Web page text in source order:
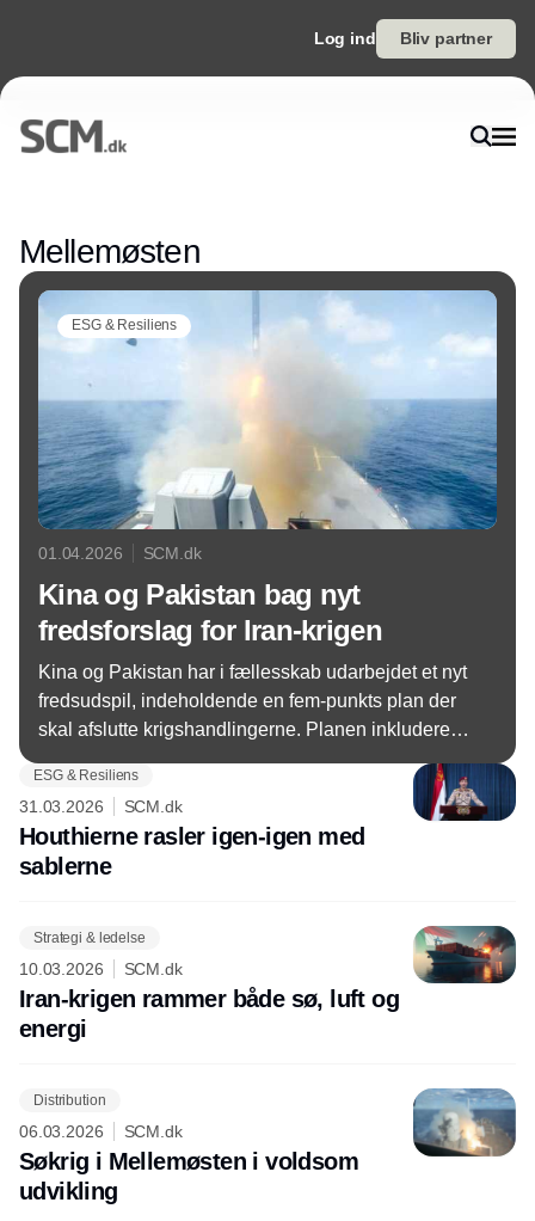
Log ind Bliv partner
Mellemøsten
ESG & Resiliens
01.04.2026 SCM.dk
Kina og Pakistan bag nyt
fredsforslag for Iran-krigen
Kina og Pakistan har i fællesskab udarbejdet et nyt
fredsudspil, indeholdende en fem-punkts plan der
skal afslutte krigshandlingerne. Planen inkluderer
Hormuzstrædet.
ESG & Resiliens
31.03.2026 SCM.dk
Houthierne rasler igen-igen med
sablerne
Strategi & ledelse
10.03.2026 SCM.dk
Iran-krigen rammer både sø, luft og
energi
Distribution
06.03.2026 SCM.dk
Søkrig i Mellemøsten i voldsom
udvikling